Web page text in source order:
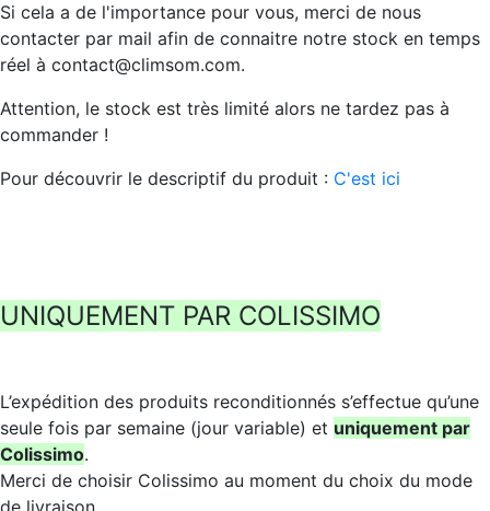
Si cela a de l'importance pour vous, merci de nous
contacter par mail afin de connaitre notre stock en temps
réel à contact@climsom.com.
Attention, le stock est très limité alors ne tardez pas à
commander !
Pour découvrir le descriptif du produit : C'est ici
UNIQUEMENT PAR COLISSIMO
L’expédition des produits reconditionnés s’effectue qu’une
seule fois par semaine (jour variable) et uniquement par
Colissimo.
Merci de choisir Colissimo au moment du choix du mode
de livraison.